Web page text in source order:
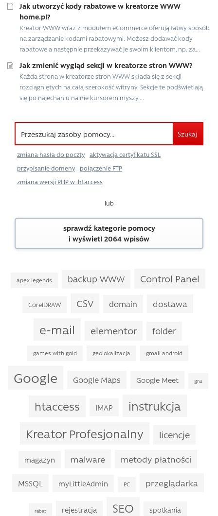
Jak utworzyć kody rabatowe w kreatorze WWW
home.pl?
Kreator WWW wraz z modułem eCommerce oferują łatwy sposób
na zarządzanie kodami rabatowymi. Możesz dodawać kody
rabatowe a następnie przekazywać je swoim klientom, np. za...
Jak zmienić wygląd sekcji w kreatorze stron WWW?
Każda strona w kreatorze stron WWW składa się z sekcji
rozciągniętych na całą szerokość witryny. Sekcje te podświetlają
się po najechaniu na nie kursorem myszy....
Szukaj
zmiana hasła do poczty
aktywacja certyfikatu SSL
przypisanie domeny
połączenie FTP
zmiana wersji PHP w .htaccess
lub
sprawdź kategorie pomocy
i wyświetl 2064 wpisów
apex legends backup WWW Control Panel
CorelDRAW CSV domain dostawa
e-mail elementor folder
games with gold geolokalizacja gmail android
Google Google Maps Google Meet gra
htaccess IMAP
instrukcja
Kreator Profesjonalny
licencje
magazyn malware metody płatności
MSSQL myLittleAdmin PC przeglądarka
rabat rejestracja SEO spotkania